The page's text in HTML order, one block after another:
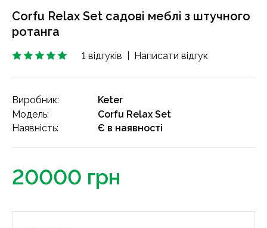
Corfu Relax Set садові меблі з штучного
ротанга
1 відгуків Написати відгук
Виробник:
Keter
Модель:
Corfu Relax Set
Наявність:
Є в наявності
20000 грн